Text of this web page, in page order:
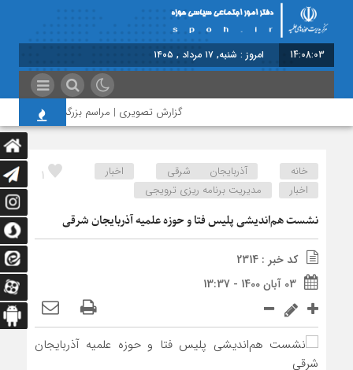
14:08:04 امروز : شنبه, ۱۷ مرداد , ۱۴۰۵
گزارش تصویری | مراسم بزرگداشت امام
1 خانه آذربایجان شرقی
اخبار
اخبار
مدیریت برنامه ریزی ترویجی
نشست هم‌اندیشی پلیس فتا و حوزه علمیه آذربایجان شرقی
کد خبر : 2314
03 آبان 1400 - 13:37